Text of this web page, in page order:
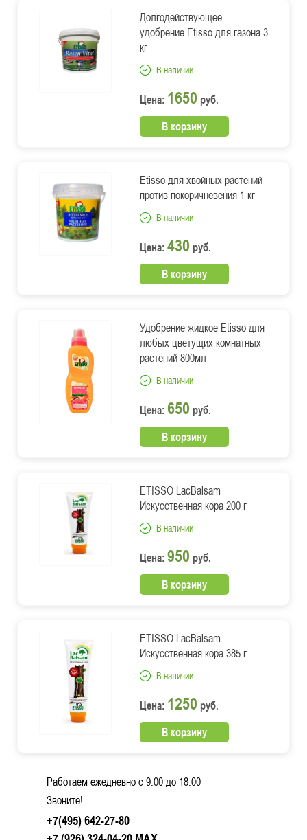
Долгодействующее
удобрение Etisso для газона 3
кг
В наличии
Цена: 1650 руб.
В корзину
Etisso для хвойных растений
против покоричневения 1 кг
В наличии
Цена: 430 руб.
В корзину
Удобрение жидкое Etisso для
любых цветущих комнатных
растений 800мл
В наличии
Цена: 650 руб.
В корзину
ETISSO LacBalsam
Искусственная кора 200 г
В наличии
Цена: 950 руб.
В корзину
ETISSO LacBalsam
Искусственная кора 385 г
В наличии
Цена: 1250 руб.
В корзину
Работаем ежедневно c 9:00 до 18:00
Звоните!
+7(495) 642-27-80